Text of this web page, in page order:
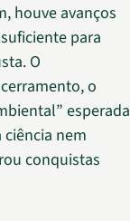
houve avanços
para
O
o
esperada
ciência nem
conquistas